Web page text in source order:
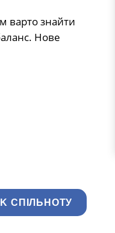
варто знайти
Нове
СПІЛЬНОТУ